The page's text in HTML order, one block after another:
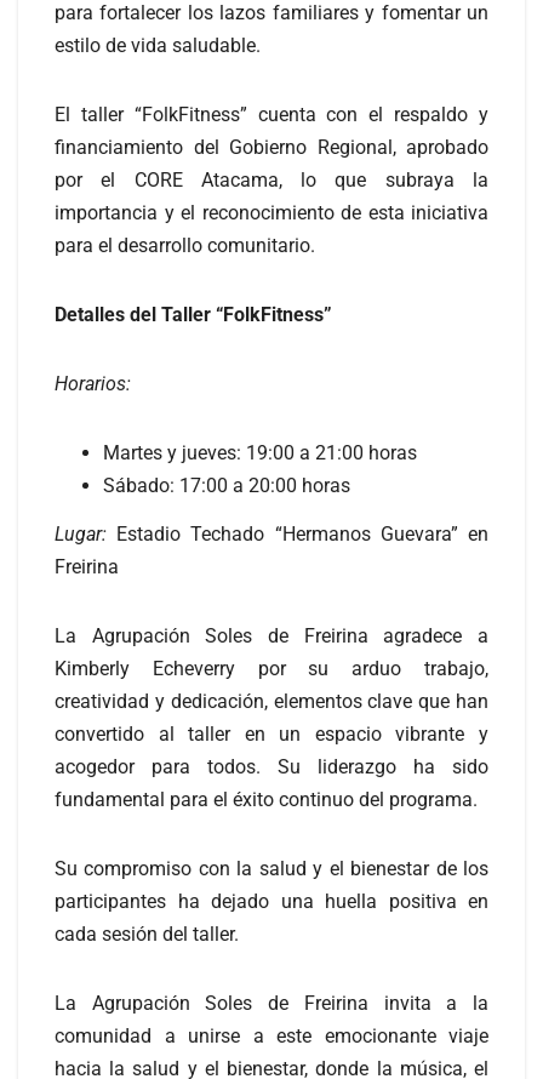
para fortalecer los lazos familiares y fomentar un
estilo de vida saludable.
El taller “FolkFitness” cuenta con el respaldo y
financiamiento del Gobierno Regional, aprobado
por el CORE Atacama, lo que subraya la
importancia y el reconocimiento de esta iniciativa
para el desarrollo comunitario.
Detalles del Taller “FolkFitness”
Horarios:
Martes y jueves: 19:00 a 21:00 horas
Sábado: 17:00 a 20:00 horas
Lugar: Estadio Techado “Hermanos Guevara” en
Freirina
La Agrupación Soles de Freirina agradece a
Kimberly Echeverry por su arduo trabajo,
creatividad y dedicación, elementos clave que han
convertido al taller en un espacio vibrante y
acogedor para todos. Su liderazgo ha sido
fundamental para el éxito continuo del programa.
Su compromiso con la salud y el bienestar de los
participantes ha dejado una huella positiva en
cada sesión del taller.
La Agrupación Soles de Freirina invita a la
comunidad a unirse a este emocionante viaje
hacia la salud y el bienestar, donde la música, el